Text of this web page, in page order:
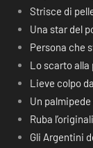
Strisce di
Una star del
Persona che
Lo scarto alla
Lieve colpo
Un
Ruba
Gli Argentini